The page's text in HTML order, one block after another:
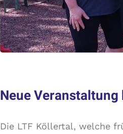
Neue
Die LTF Köllertal, welche